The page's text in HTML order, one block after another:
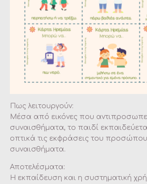
Πως λειτουργούν:
Μέσα από εικόνες που
συναισθήματα, το παιδί
οπτικά τις εκφράσεις του
συναισθήματα.
Αποτελέσματα:
Η εκπαίδευση και η συστηματική